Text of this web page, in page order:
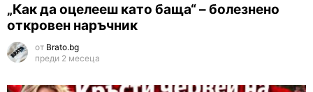
„Как да оцелееш като баща“ – болезнено
откровен наръчник
от Brato.bg
преди 2 месеца